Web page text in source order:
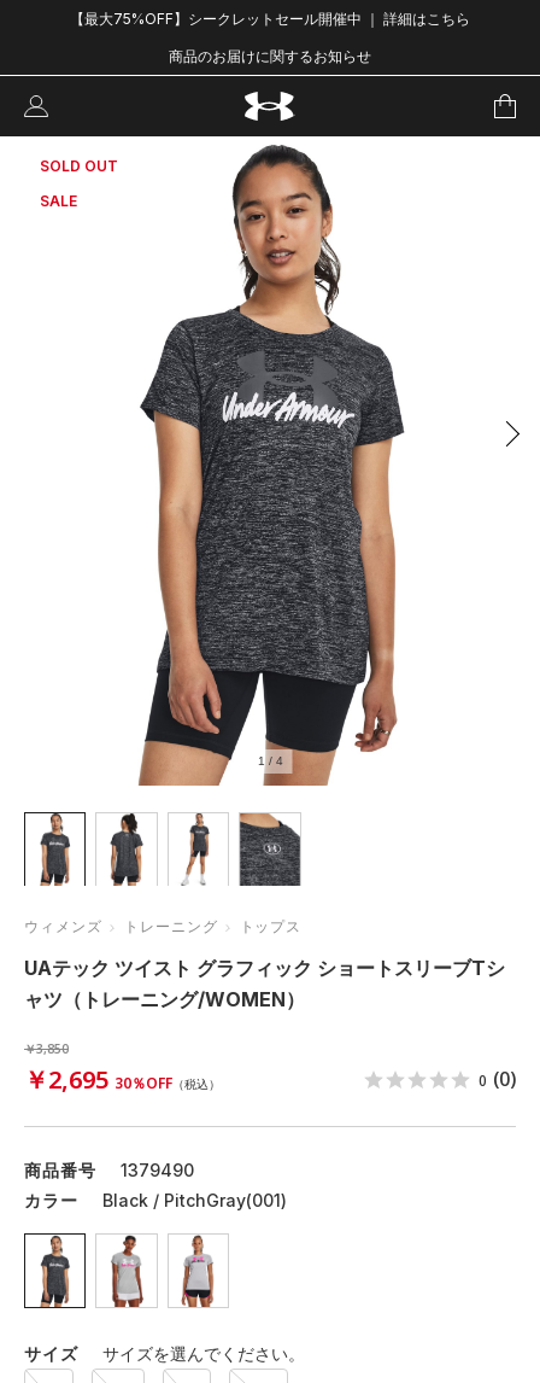
【最大75%OFF】シークレットセール開催中 ｜ 詳細はこちら
商品のお届けに関するお知らせ
SOLD OUT
SALE
1 / 4
ウィメンズ トレーニング トップス
UAテック ツイスト グラフィック ショートスリーブTシ
ャツ（トレーニング/WOMEN）
￥3,850
￥2,695 30％OFF （税込） 0 (0)
商品番号
1379490
カラー
Black / PitchGray(001)
サイズ サイズを選んでください。